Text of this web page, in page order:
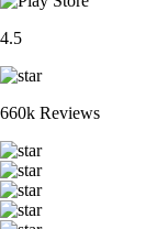
4.5
660k Reviews